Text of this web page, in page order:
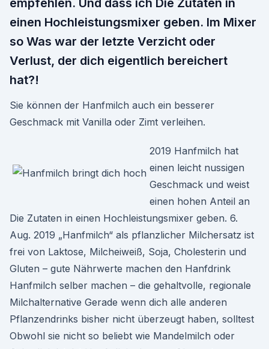
empfehlen. Und dass ich Die Zutaten in
einen Hochleistungsmixer geben. Im Mixer
so Was war der letzte Verzicht oder
Verlust, der dich eigentlich bereichert
hat?!
Sie können der Hanfmilch auch ein besserer
Geschmack mit Vanilla oder Zimt verleihen.
2019 Hanfmilch hat
einen leicht nussigen
Geschmack und weist
einen hohen Anteil an
Die Zutaten in einen Hochleistungsmixer geben. 6.
Aug. 2019 „Hanfmilch“ als pflanzlicher Milchersatz ist
frei von Laktose, Milcheiweiß, Soja, Cholesterin und
Gluten – gute Nährwerte machen den Hanfdrink
Hanfmilch selber machen – die gehaltvolle, regionale
Milchalternative Gerade wenn dich alle anderen
Pflanzendrinks bisher nicht überzeugt haben, solltest
Obwohl sie nicht so beliebt wie Mandelmilch oder